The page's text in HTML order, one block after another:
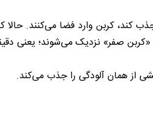
جذب کند، کربن وارد فضا می‌کنند.
صفر» نزدیک می‌شوند؛ یعنی
از همان آلودگی را جذب می‌کند.